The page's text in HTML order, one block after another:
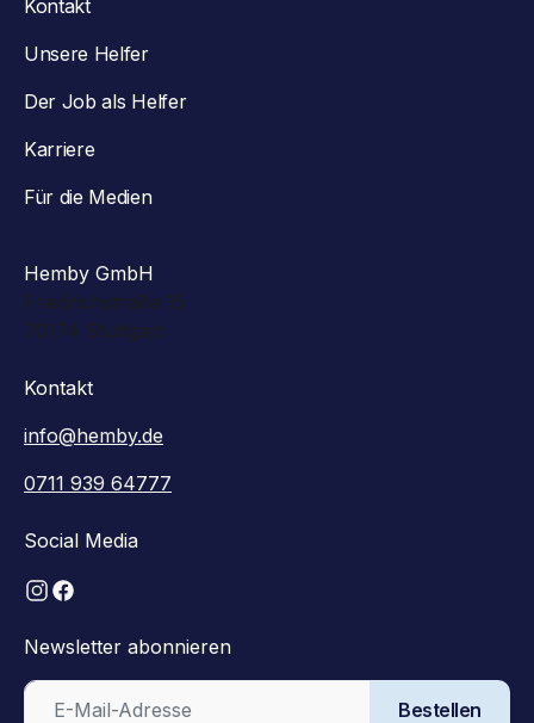
Kontakt
Unsere Helfer
Der Job als Helfer
Karriere
Für die Medien
Hemby GmbH
Friedrichstraße 15
70174 Stuttgart
Kontakt
info@hemby.de
0711 939 64777
Social Media
Newsletter abonnieren
Bestellen